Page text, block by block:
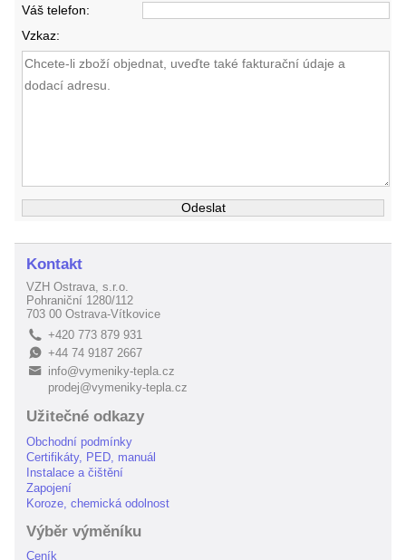
Váš telefon:
Vzkaz:
Kontakt
VZH Ostrava, s.r.o.
Pohraniční 1280/112
703 00 Ostrava-Vítkovice
L +420 773 879 931
E+44 74 9187 2667
B
info@vymeniky-tepla.cz
prodej@vymeniky-tepla.cz
Užitečné odkazy
Obchodní podmínky
Certifikáty, PED, manuál
Instalace a čištění
Zapojení
Koroze, chemická odolnost
Výběr výměníku
Ceník